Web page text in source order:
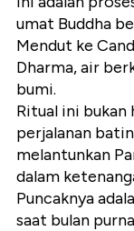
umat Buddha
Mendut ke
Dharma, air
bumi.
Ritual ini
perjalanan
melantunkan
dalam
Puncaknya
saat bulan